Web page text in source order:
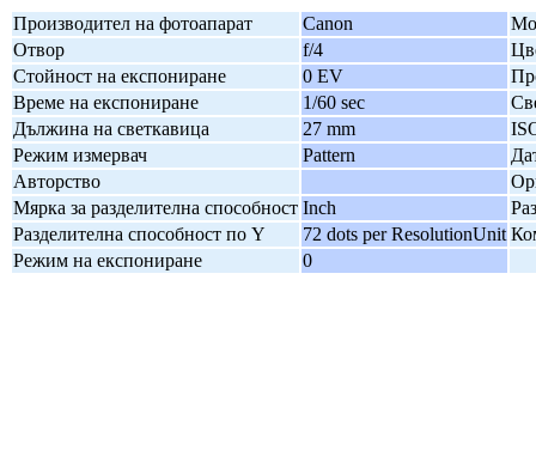
Производител на фотоапарат Canon
Отвор
f/4
Стойност на експониране
0 EV
Време на експониране
1/60 sec
Дължина на светкавица
27 mm
Режим измервач
Pattern
Авторство
Мярка за разделителна способност Inch
Разделителна способност по Y
72 dots per ResolutionUnit
Режим на експониране
0